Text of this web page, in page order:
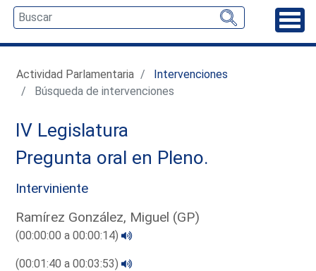
Actividad Parlamentaria
Intervenciones
Búsqueda de intervenciones
IV Legislatura
Pregunta oral en Pleno.
Interviniente
Ramírez González, Miguel (GP)
(00:00:00 a 00:00:14)
(00:01:40 a 00:03:53)